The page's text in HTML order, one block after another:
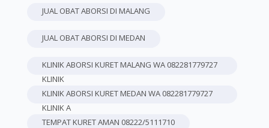
JUAL OBAT ABORSI DI MALANG
JUAL OBAT ABORSI DI MEDAN
KLINIK ABORSI KURET MALANG WA 082281779727
KLINIK
KLINIK ABORSI KURET MEDAN WA 082281779727
KLINIK A
TEMPAT KURET AMAN 08222/5111710